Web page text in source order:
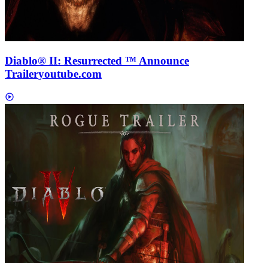
Diablo® II: Resurrected ™ Announce
Traileryoutube.com